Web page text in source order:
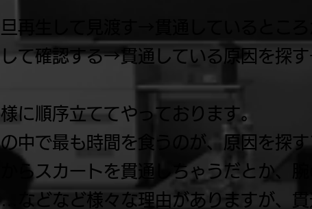
再生して見渡す→貫通しているとこ
て確認する→貫通している原因を探
に順序立ててやっております。
中で最も時間を食うのが、原因を探
からスカートを貫通しちゃうだとか、
…などなど様々な理由がありますが、